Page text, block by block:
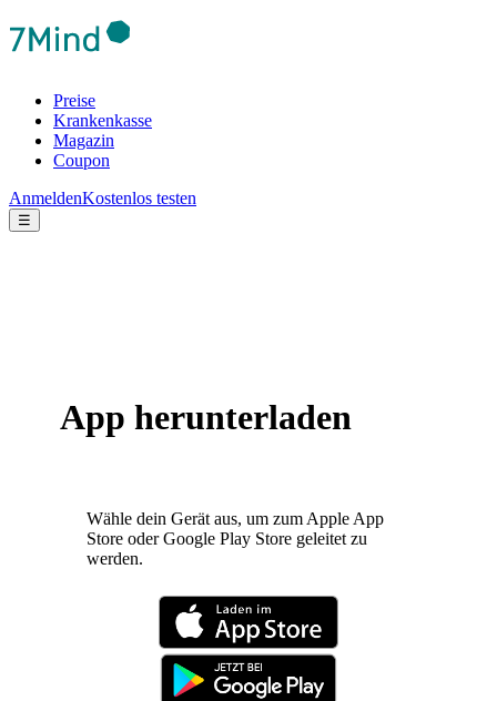
Preise
Krankenkasse
Magazin
Coupon
AnmeldenKostenlos testen
☰
App herunterladen
Wähle dein Gerät aus, um zum Apple App
Store oder Google Play Store geleitet zu
werden.